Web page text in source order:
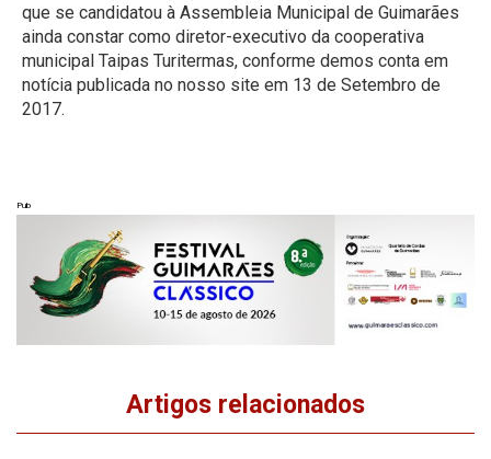
que se candidatou à Assembleia Municipal de Guimarães
ainda constar como diretor-executivo da cooperativa
municipal Taipas Turitermas, conforme demos conta em
notícia publicada no nosso site em 13 de Setembro de
2017.
Pub
Artigos relacionados